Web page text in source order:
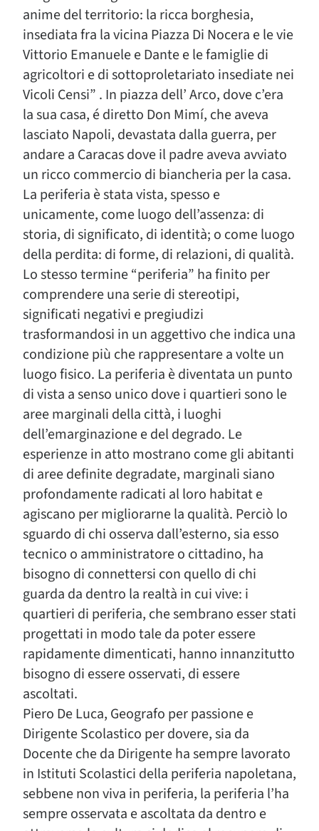
anime del territorio: la ricca borghesia,
insediata fra la vicina Piazza Di Nocera e le vie
Vittorio Emanuele e Dante e le famiglie di
agricoltori e di sottoproletariato insediate nei
Vicoli Censi” . In piazza dell’ Arco, dove c’era
la sua casa, é diretto Don Mimí, che aveva
lasciato Napoli, devastata dalla guerra, per
andare a Caracas dove il padre aveva avviato
un ricco commercio di biancheria per la casa.
La periferia è stata vista, spesso e
unicamente, come luogo dell’assenza: di
storia, di significato, di identità; o come luogo
della perdita: di forme, di relazioni, di qualità.
Lo stesso termine “periferia” ha finito per
comprendere una serie di stereotipi,
significati negativi e pregiudizi
trasformandosi in un aggettivo che indica una
condizione più che rappresentare a volte un
luogo fisico. La periferia è diventata un punto
di vista a senso unico dove i quartieri sono le
aree marginali della città, i luoghi
dell’emarginazione e del degrado. Le
esperienze in atto mostrano come gli abitanti
di aree definite degradate, marginali siano
profondamente radicati al loro habitat e
agiscano per migliorarne la qualità. Perciò lo
sguardo di chi osserva dall’esterno, sia esso
tecnico o amministratore o cittadino, ha
bisogno di connettersi con quello di chi
guarda da dentro la realtà in cui vive: i
quartieri di periferia, che sembrano esser stati
progettati in modo tale da poter essere
rapidamente dimenticati, hanno innanzitutto
bisogno di essere osservati, di essere
ascoltati.
Piero De Luca, Geografo per passione e
Dirigente Scolastico per dovere, sia da
Docente che da Dirigente ha sempre lavorato
in Istituti Scolastici della periferia napoletana,
sebbene non viva in periferia, la periferia l’ha
sempre osservata e ascoltata da dentro e